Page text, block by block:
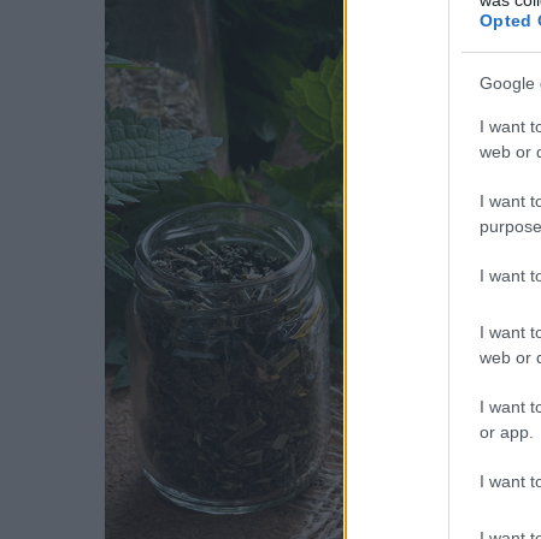
Opted
Google
I want
web or
I want
I want
I want
web or
I want
or app.
I want